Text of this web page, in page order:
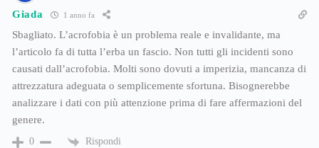
Giada 1 anno fa
Sbagliato. L’acrofobia è un problema reale e invalidante, ma
l’articolo fa di tutta l’erba un fascio. Non tutti gli incidenti sono
causati dall’acrofobia. Molti sono dovuti a imperizia, mancanza di
attrezzatura adeguata o semplicemente sfortuna. Bisognerebbe
analizzare i dati con più attenzione prima di fare affermazioni del
genere.
0 Rispondi